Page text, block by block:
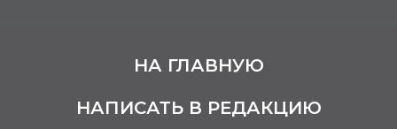
НА ГЛАВНУЮ
НАПИСАТЬ В РЕДАКЦИЮ